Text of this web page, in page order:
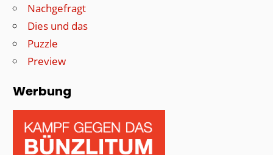
Nachgefragt
Dies und das
Puzzle
Preview
Werbung